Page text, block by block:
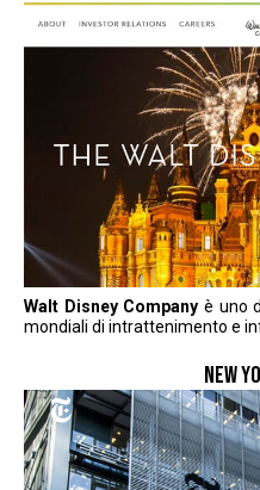
Walt Disney Company è uno
mondiali di intrattenimento e
NEW